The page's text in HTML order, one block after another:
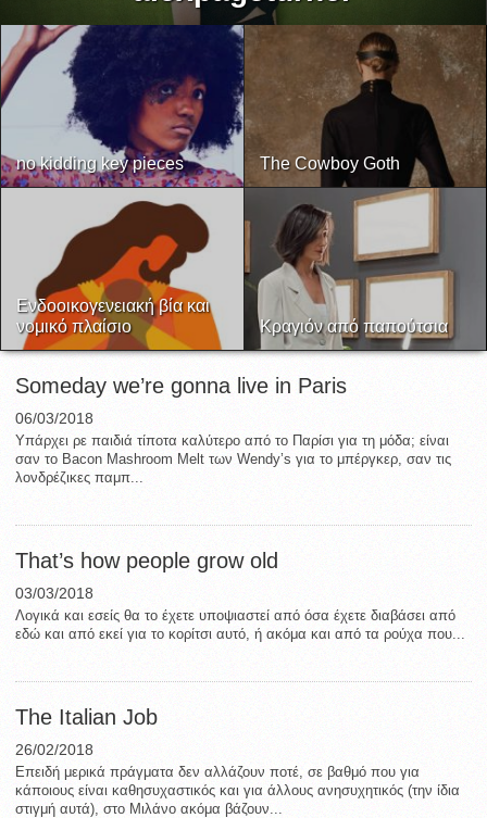
no kidding key pieces The Cowboy Goth
Ενδοοικογενειακή βία και
νομικό πλαίσιο
Κραγιόν από παπούτσια
Someday we’re gonna live in Paris
06/03/2018
Υπάρχει ρε παιδιά τίποτα καλύτερο από το Παρίσι για τη μόδα; είναι
σαν το Bacon Mashroom Melt των Wendy’s για το μπέργκερ, σαν τις
λονδρέζικες παμπ...
That’s how people grow old
03/03/2018
Λογικά και εσείς θα το έχετε υποψιαστεί από όσα έχετε διαβάσει από
εδώ και από εκεί για το κορίτσι αυτό, ή ακόμα και από τα ρούχα που...
The Italian Job
26/02/2018
Επειδή μερικά πράγματα δεν αλλάζουν ποτέ, σε βαθμό που για
κάποιους είναι καθησυχαστικός και για άλλους ανησυχητικός (την ίδια
στιγμή αυτά), στο Μιλάνο ακόμα βάζουν...